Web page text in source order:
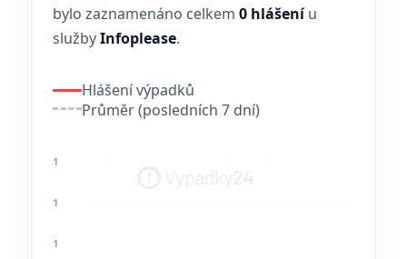
bylo zaznamenáno celkem 0 hlášeníu
službyInfoplease.
Hlášení výpadků
Průměr (posledních 7 dní)
1
1
1